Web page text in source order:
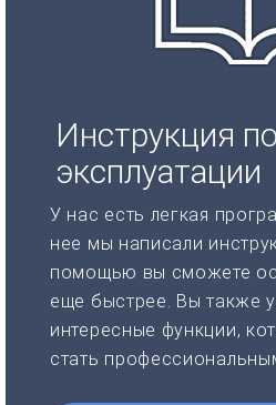
Инструкция по
эксплуатации
У нас есть легкая
нее мы написали
помощью вы сможете
еще быстрее. Вы также
интересные функции,
стать